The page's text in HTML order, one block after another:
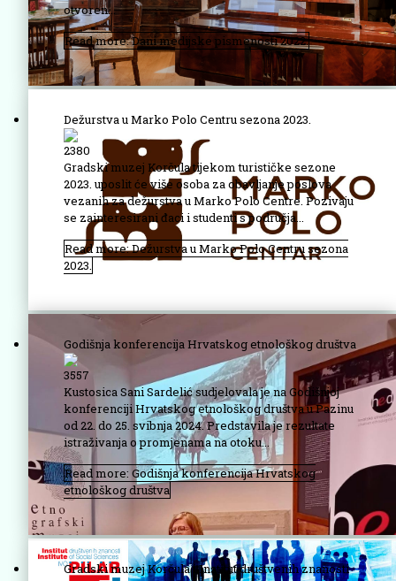
otvoren...
Read more: Dani medijske pismenosti 2022.
Dežurstva u Marko Polo Centru sezona 2023.
2380
Gradski muzej Korčula tijekom turističke sezone
2023. uposlit će više osoba za obavljanje poslova
vezanih za dežurstva u Marko Polo Centre. Pozivaju
se zainteresirani đaci i studenti s područja...
Read more: Dežurstva u Marko Polo Centru sezona
2023.
Godišnja konferencija Hrvatskog etnološkog društva
3557
Kustosica Sani Sardelić sudjelovala je na Godišnjoj
konferenciji Hrvatskog etnološkog društva u Pazinu
od 22. do 25. svibnja 2024. Predstavila je rezultate
istraživanja o promjenama na otoku...
Read more: Godišnja konferencija Hrvatskog
etnološkog društva
Gradski muzej Korčula i Institut društvenih znanosti